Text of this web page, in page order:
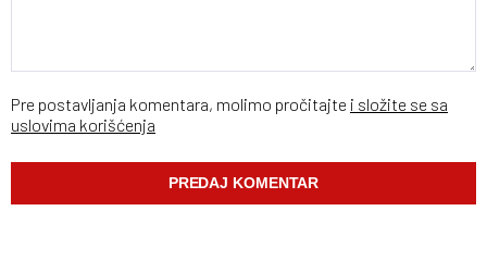
Pre postavljanja komentara, molimo pročitajte i složite se sa
uslovima korišćenja